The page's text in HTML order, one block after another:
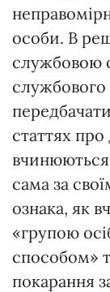
особи. В
службовою
статтях
сама за
ознака, як
«групою
способом»
покарання